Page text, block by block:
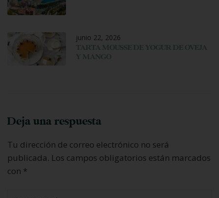
junio 22, 2026
TARTA MOUSSE DE YOGUR DE OVEJA
Y MANGO
Deja una respuesta
Tu dirección de correo electrónico no será
publicada. Los campos obligatorios están marcados
con *